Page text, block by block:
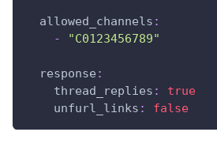
allowed_channels :
-
"C0123456789"
response :
thread_replies : true
unfurl_links : false